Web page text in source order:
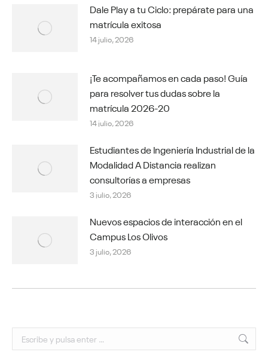
Dale Play a tu Ciclo: prepárate para una
matrícula exitosa
14 julio, 2026
¡Te acompañamos en cada paso! Guía
para resolver tus dudas sobre la
matrícula 2026-20
14 julio, 2026
Estudiantes de Ingeniería Industrial de la
Modalidad A Distancia realizan
consultorías a empresas
3 julio, 2026
Nuevos espacios de interacción en el
Campus Los Olivos
3 julio, 2026
Buscar: